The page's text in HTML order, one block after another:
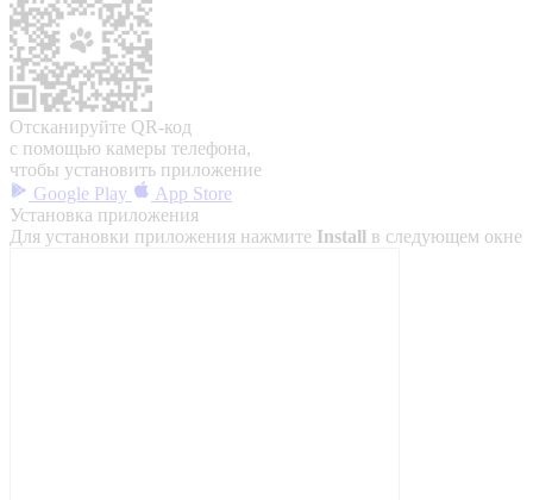
Отсканируйте QR-код
с помощью камеры телефона,
чтобы установить приложение
Google Play
App Store
Установка приложения
Для установки приложения нажмите Install в следующем окне